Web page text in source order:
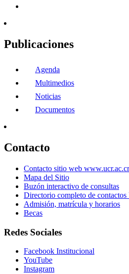
Publicaciones
Agenda
Multimedios
Noticias
Documentos
Contacto
Contacto sitio web www.ucr.ac.cr
Mapa del Sitio
Buzón interactivo de consultas
Directorio completo de contactos
Admisión, matrícula y horarios
Becas
Redes Sociales
Facebook Institucional
YouTube
Instagram